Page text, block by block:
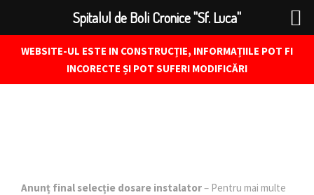
WEBSITE-UL ESTE IN CONSTRUCȚIE, INFORMAȚIILE POT FI
INCORECTE ȘI POT SUFERI MODIFICĂRI
Anunț final selecție dosare instalator– Pentru mai multe
Spitalul de Boli Cronice "Sf. Luca"